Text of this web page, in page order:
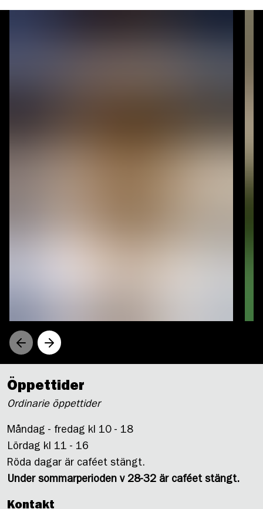
Öppettider
Ordinarie öppettider
Måndag - fredag kl 10 - 18
Lördag kl 11 - 16
Röda dagar är caféet stängt.
Under sommarperioden v 28-32 är caféet stängt.
Kontakt